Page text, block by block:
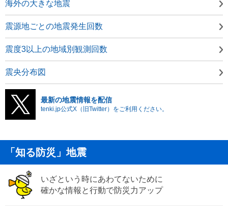
海外の大きな地震
震源地ごとの地震発生回数
震度3以上の地域別観測回数
震央分布図
最新の地震情報を配信
tenki.jp公式X（旧Twitter）をご利用ください。
「知る防災」地震
いざという時にあわてないために
確かな情報と行動で防災力アップ